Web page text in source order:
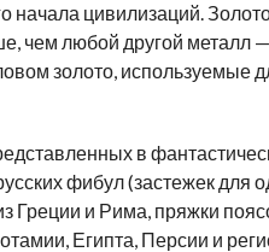
начала цивилизаций.
чем любой другой металл
золото, используемые
в
фибул (застежек
Греции и Рима, пряжки
Египта, Персии и